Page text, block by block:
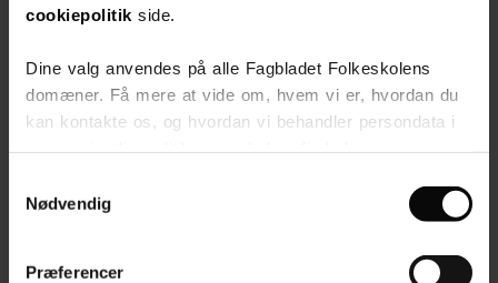
cookiepolitik side.
Dine valg anvendes på alle Fagbladet Folkeskolens
domæner. Få mere at vide om, hvem vi er, hvordan du
kan kontakte os, og hvordan vi behandler persondata i
Nødvendig
Præferencer
Ingen forpligtelser
Vælg produkt
Vælg produkt